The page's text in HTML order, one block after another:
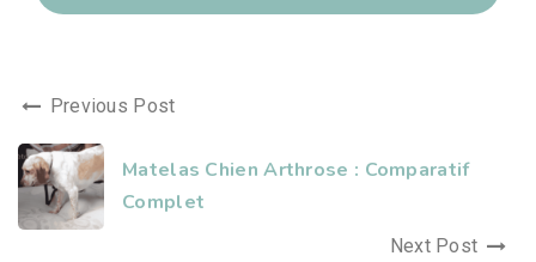
Previous Post
Matelas Chien Arthrose : Comparatif
Complet
Next Post